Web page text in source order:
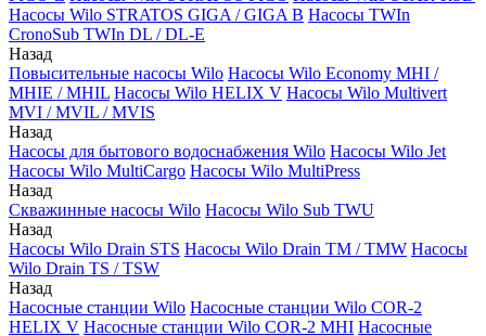
Насосы Wilo STRATOS GIGA / GIGA B Насосы TWIn
CronoSub TWIn DL / DL-E
Назад
Повысительные насосы Wilo Насосы Wilo Economy MHI /
MHIE / MHIL Насосы Wilo HELIX V Насосы Wilo Multivert
MVI / MVIL / MVIS
Назад
Насосы для бытового водоснабжения Wilo Насосы Wilo Jet
Насосы Wilo MultiCargo Насосы Wilo MultiPress
Назад
Скважинные насосы Wilo Насосы Wilo Sub TWU
Назад
Насосы Wilo Drain STS Насосы Wilo Drain TM / TMW Насосы
Wilo Drain TS / TSW
Назад
Насосные станции Wilo Насосные станции Wilo COR-2
HELIX V Насосные станции Wilo COR-2 MHI Насосные